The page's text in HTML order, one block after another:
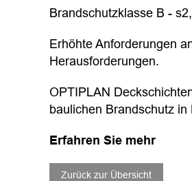
Brandschutzklasse B -
Erhöhte Anforderungen
Herausforderungen.
OPTIPLAN
baulichen Brandschutz in
Erfahren Sie mehr
Zurück zur Übersicht